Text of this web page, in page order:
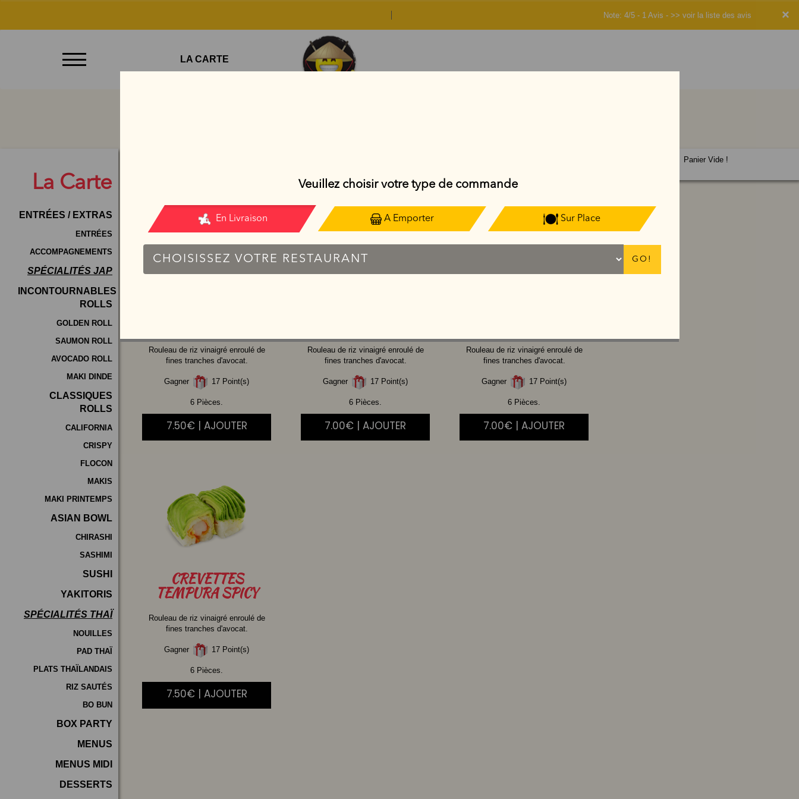
×
Note: 4/5 - 1 Avis - >> voir la liste des avis
Emporter
Contact
Mentions
Légales
Programme
De
Fidélité
Vos
Avis
de
LA CARTE
La Carte
ENTRÉES / EXTRAS
ENTRÉES
ACCOMPAGNEMENTS
SPÉCIALITÉS JAP
INCONTOURNABLES
ROLLS
GOLDEN ROLL
SAUMON ROLL
AVOCADO ROLL
MAKI DINDE
CLASSIQUES
ROLLS
CALIFORNIA
CRISPY
FLOCON
MAKIS
MAKI PRINTEMPS
ASIAN BOWL
CHIRASHI
SASHIMI
SUSHI
YAKITORIS
SPÉCIALITÉS THAÏ
NOUILLES
PAD THAÏ
PLATS THAÏLANDAIS
RIZ SAUTÉS
BO BUN
BOX PARTY
MENUS
MENUS MIDI
DESSERTS
Rouleau de riz vinaigré enroulé de
fines tranches d'avocat.
Gagner 17 Point(s)
6 Pièces.
7.50€ | AJOUTER
Rouleau de riz vinaigré enroulé de
fines tranches d'avocat.
Gagner 17 Point(s)
6 Pièces.
7.00€ | AJOUTER
Rouleau de riz vinaigré enroulé de
fines tranches d'avocat.
Gagner 17 Point(s)
6 Pièces.
7.00€ | AJOUTER
CREVETTES
TEMPURA SPICY
Rouleau de riz vinaigré enroulé de
fines tranches d'avocat.
Gagner 17 Point(s)
6 Pièces.
7.50€ | AJOUTER
Panier Vide !